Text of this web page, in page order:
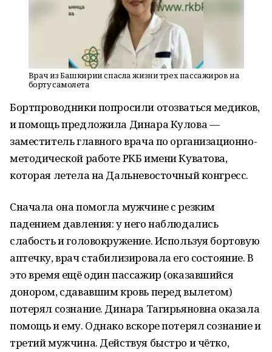
Врач из Башкирии спасла жизни трех пассажиров на
борту самолета
Бортпроводники попросили отозваться медиков,
и помощь предложила Динара Кулова —
заместитель главного врача по организационно-
методической работе РКБ имени Куватова,
которая летела на Дальневосточный конгресс.
Сначала она помогла мужчине с резким
падением давления: у него наблюдались
слабость и головокружение. Используя бортовую
аптечку, врач стабилизировала его состояние. В
это время ещё один пассажир (оказавшийся
донором, сдававшим кровь перед вылетом)
потерял сознание. Динара Тагирьяновна оказала
помощь и ему. Однако вскоре потерял сознание и
третий мужчина. Действуя быстро и чётко,